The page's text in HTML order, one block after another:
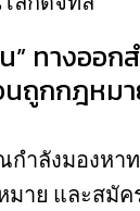
” ทางออก
นถูกกฎหม
ำลังมองหา
าย และสมัค